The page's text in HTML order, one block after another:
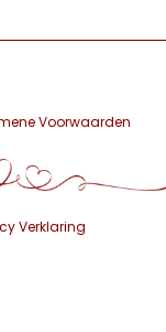
Voorwaarden
Verklaring